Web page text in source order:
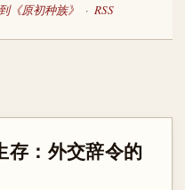
《原初种族》 · RSS
存：外交辞令的